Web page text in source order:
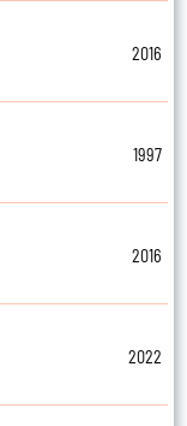
2016
1997
2016
2022